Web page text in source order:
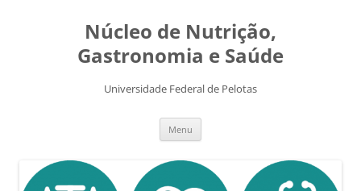
Núcleo de Nutrição,
Gastronomia e Saúde
Universidade Federal de Pelotas
Menu